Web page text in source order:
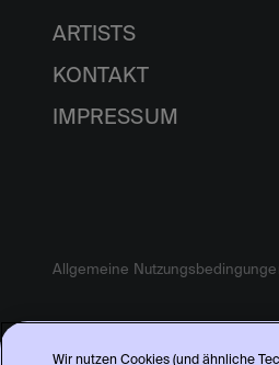
ARTISTS
KONTAKT
IMPRESSUM
Allgemeine
Wir nutzen Cookies (und ähnliche